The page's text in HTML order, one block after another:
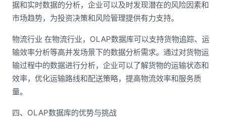
据和实时数据的分析，企业可以及时发现潜在的风险因素和
市场趋势，为投资决策和风险管理提供有力支持。
物流行业 在物流行业，OLAP数据库可以支持货物追踪、运
输效率分析等高并发场景下的数据分析需求。通过对货物运
输过程中的数据进行分析，企业可以了解货物的运输状态和
效率，优化运输路线和配送策略，提高物流效率和服务质
量。
四、OLAP数据库的优势与挑战